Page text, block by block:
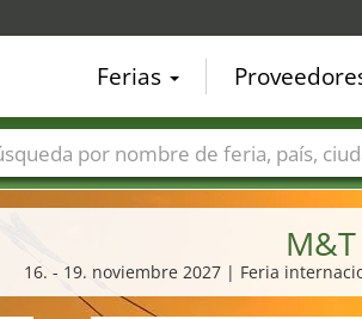
16. - 19. noviembre 2027 | Feria
Ferias
Nombres de ferias Países Ciudades